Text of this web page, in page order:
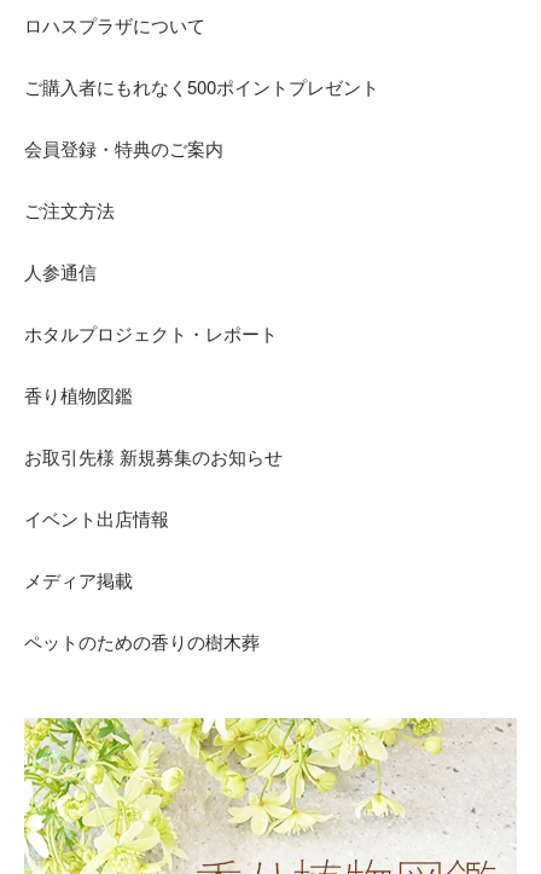
ロハスプラザについて
ご購入者にもれなく500ポイントプレゼント
会員登録・特典のご案内
ご注文方法
人参通信
ホタルプロジェクト・レポート
香り植物図鑑
お取引先様 新規募集のお知らせ
イベント出店情報
メディア掲載
ペットのための香りの樹木葬